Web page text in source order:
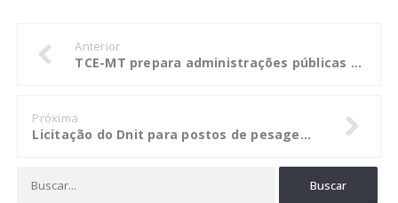
Anterior
TCE-MT prepara administrações públicas para unir planejamento estratégico ao Plano Plurianual
Próxima
Licitação do Dnit para postos de pesagem veicular superfaturou R$ 8 milhões